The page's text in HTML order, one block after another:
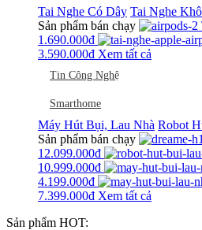
Tai Nghe Có Dây Tai Nghe
Sản phẩm bán chạy
1.690.000đ
3.590.000đ Xem tất cả
Tin Công Nghệ
Smarthome
Máy Hút Bụi, Lau Nhà Robot
Sản phẩm bán chạy
12.099.000đ
10.999.000đ
4.199.000đ
7.399.000đ Xem tất cả
Sản phẩm HOT: